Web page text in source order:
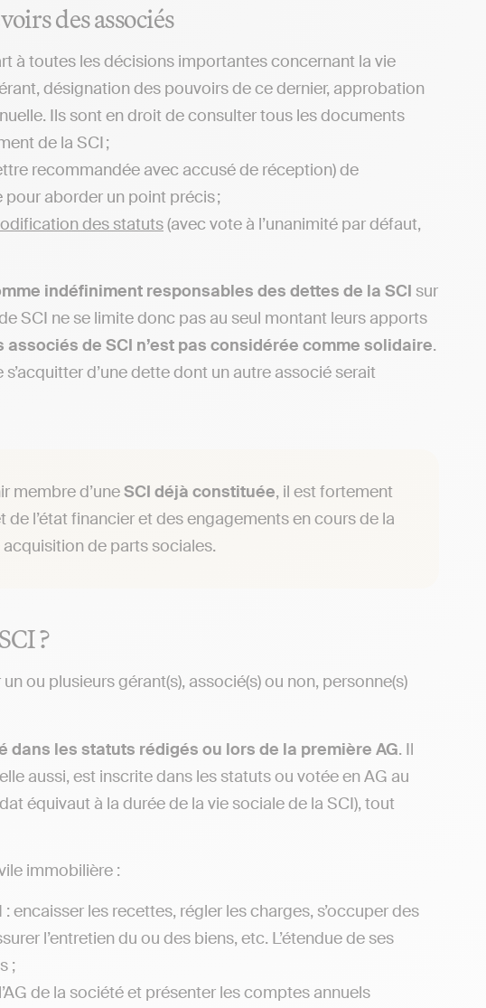
des associés
à toutes les décisions importantes concernant la vie
désignation des pouvoirs de ce dernier, approbation
Ils sont en droit de consulter tous les documents
de la SCI ;
recommandée avec accusé de réception) de
aborder un point précis ;
des statuts(avec vote à l’unanimité par défaut,
indéfiniment responsables des dettes de la SCI sur
SCI ne se limite donc pas au seul montant leurs apports
de SCI n’est pas considérée comme solidaire.
d’une dette dont un autre associé serait
membre d’uneSCI déjà constituée, il est fortement
l’état financier et des engagements en cours de la
acquisition de parts sociales.
?
ou plusieurs gérant(s), associé(s) ou non, personne(s)
dans les statuts rédigés ou lors de la première AG. Il
aussi, est inscrite dans les statuts ou votée en AG au
équivaut à la durée de la vie sociale de la SCI), tout
immobilière :
les recettes, régler les charges, s’occuper des
l’entretien du ou des biens, etc. L’étendue de ses
;
de la société et présenter les comptes annuels